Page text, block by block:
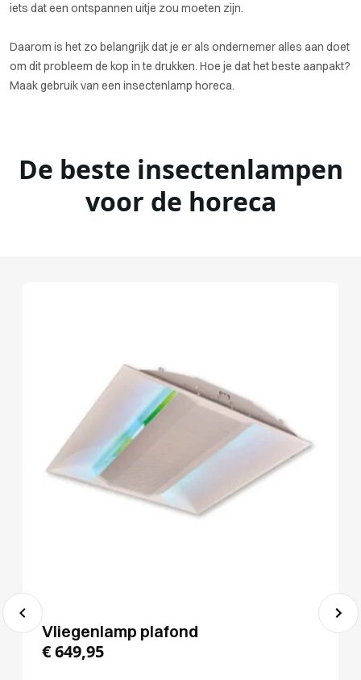
iets dat een ontspannen uitje zou moeten zijn.
Daarom is het zo belangrijk dat je er als ondernemer alles aan doet
om dit probleem de kop in te drukken. Hoe je dat het beste aanpakt?
Maak gebruik van een insectenlamp horeca.
De beste insectenlampen
voor de horeca
Vliegenlamp plafond
€649,95